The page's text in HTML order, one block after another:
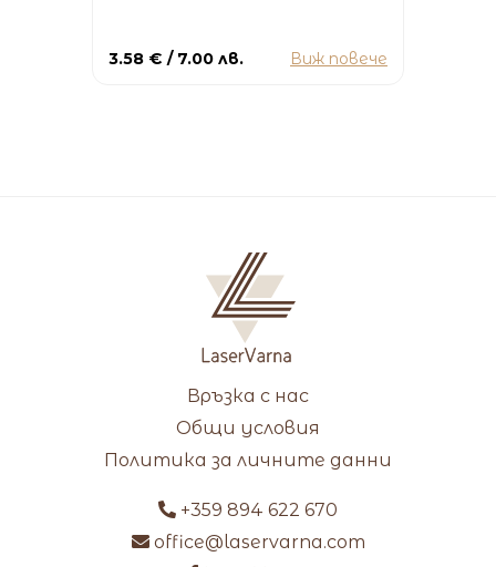
3.58 € / 7.00 лв. Виж повече
Връзка с нас
Общи условия
Политика за личните данни
+359 894 622 670
office@laservarna.com